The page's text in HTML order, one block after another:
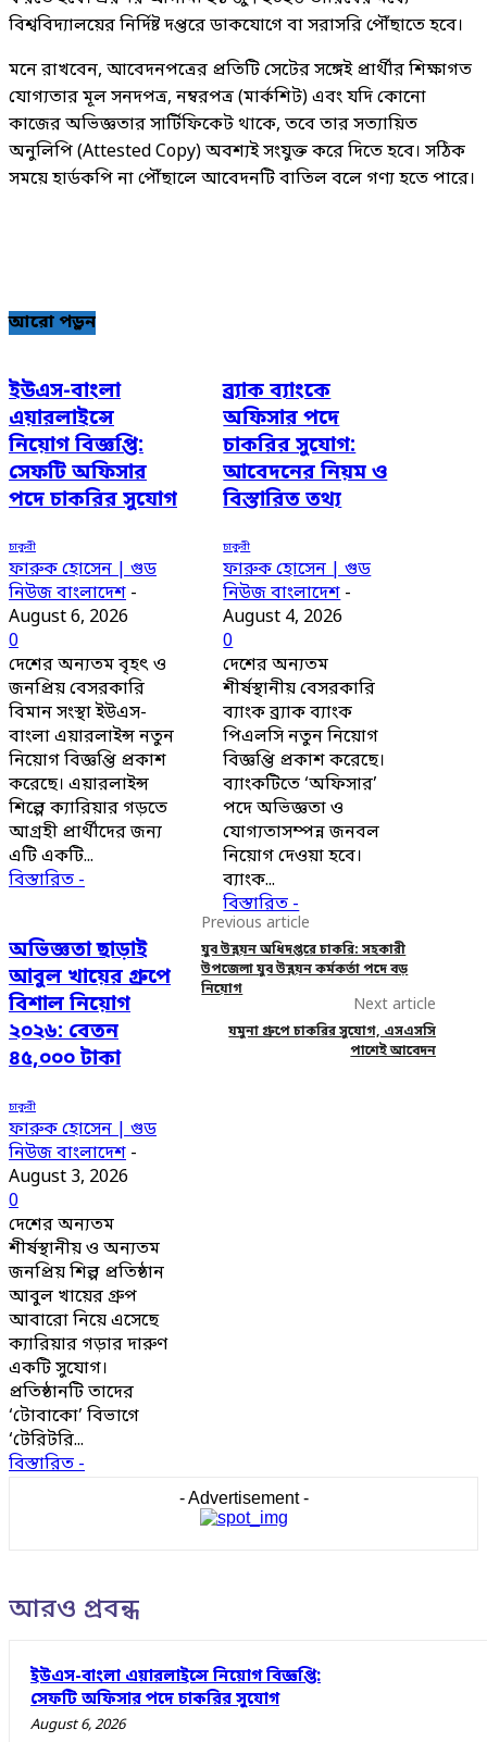
বিশ্ববিদ্যালয়ের নির্দিষ্ট দপ্তরে ডাকযোগে বা সরাসরি পৌঁছাতে হবে।
মনে রাখবেন, আবেদনপত্রের প্রতিটি সেটের সঙ্গেই প্রার্থীর শিক্ষাগত
যোগ্যতার মূল সনদপত্র, নম্বরপত্র (মার্কশিট) এবং যদি কোনো
কাজের অভিজ্ঞতার সার্টিফিকেট থাকে, তবে তার সত্যায়িত
অনুলিপি (Attested Copy) অবশ্যই সংযুক্ত করে দিতে হবে। সঠিক
সময়ে হার্ডকপি না পৌঁছালে আবেদনটি বাতিল বলে গণ্য হতে পারে।
আরো পড়ুন
ইউএস-বাংলা
এয়ারলাইন্সে
নিয়োগ বিজ্ঞপ্তি:
সেফটি অফিসার
পদে চাকরির সুযোগ
চাকুরী
ফারুক হোসেন | গুড
নিউজ বাংলাদেশ -
August 6, 2026
0
দেশের অন্যতম বৃহৎ ও
জনপ্রিয় বেসরকারি
বিমান সংস্থা ইউএস-
বাংলা এয়ারলাইন্স নতুন
নিয়োগ বিজ্ঞপ্তি প্রকাশ
করেছে। এয়ারলাইন্স
শিল্পে ক্যারিয়ার গড়তে
আগ্রহী প্রার্থীদের জন্য
এটি একটি...
বিস্তারিত -
ব্র্যাক ব্যাংকে
অফিসার পদে
চাকরির সুযোগ:
আবেদনের নিয়ম ও
বিস্তারিত তথ্য
চাকুরী
ফারুক হোসেন | গুড
নিউজ বাংলাদেশ -
August 4, 2026
0
দেশের অন্যতম
শীর্ষস্থানীয় বেসরকারি
ব্যাংক ব্র্যাক ব্যাংক
পিএলসি নতুন নিয়োগ
বিজ্ঞপ্তি প্রকাশ করেছে।
ব্যাংকটিতে ‘অফিসার’
পদে অভিজ্ঞতা ও
যোগ্যতাসম্পন্ন জনবল
নিয়োগ দেওয়া হবে।
ব্যাংক...
বিস্তারিত -
অভিজ্ঞতা ছাড়াই
আবুল খায়ের গ্রুপে
বিশাল নিয়োগ
২০২৬: বেতন
৪৫,০০০ টাকা
চাকুরী
ফারুক হোসেন | গুড
নিউজ বাংলাদেশ -
August 3, 2026
0
দেশের অন্যতম
শীর্ষস্থানীয় ও অন্যতম
জনপ্রিয় শিল্প প্রতিষ্ঠান
আবুল খায়ের গ্রুপ
আবারো নিয়ে এসেছে
ক্যারিয়ার গড়ার দারুণ
একটি সুযোগ।
প্রতিষ্ঠানটি তাদের
‘টোবাকো’ বিভাগে
‘টেরিটরি...
বিস্তারিত -
Previous article
যুব উন্নয়ন অধিদপ্তরে চাকরি: সহকারী
উপজেলা যুব উন্নয়ন কর্মকর্তা পদে বড়
নিয়োগ
Next article
যমুনা গ্রুপে চাকরির সুযোগ, এসএসসি
পাশেই আবেদন
- Advertisement -
আরও প্রবন্ধ
ইউএস-বাংলা এয়ারলাইন্সে নিয়োগ বিজ্ঞপ্তি:
সেফটি অফিসার পদে চাকরির সুযোগ
August 6, 2026